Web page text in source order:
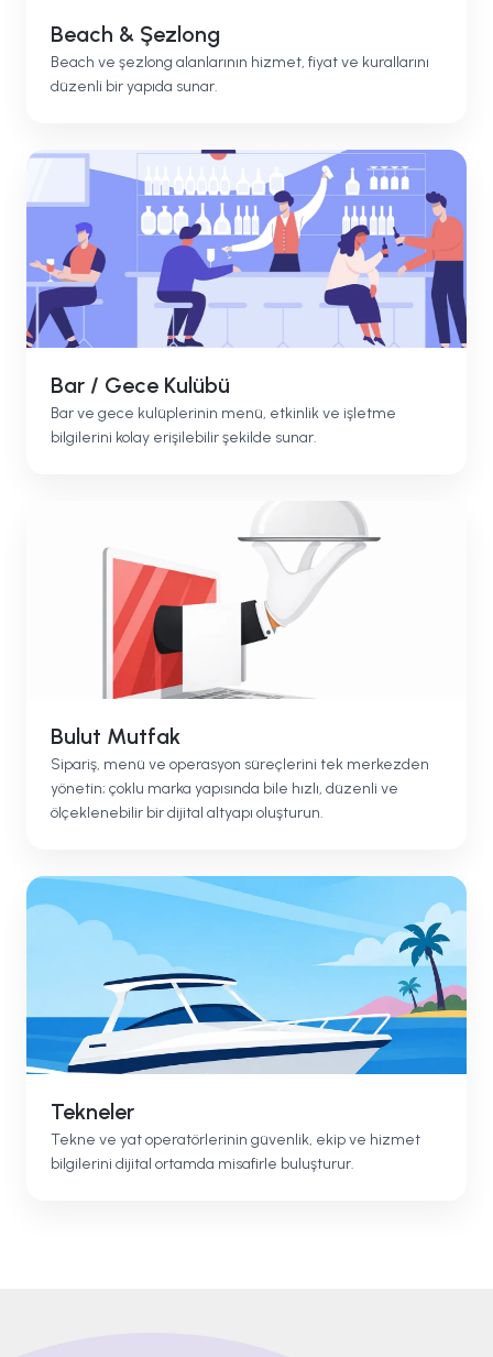
Beach & Şezlong
Beach ve şezlong alanlarının hizmet, fiyat ve kurallarını
düzenli bir yapıda sunar.
Bar / Gece Kulübü
Bar ve gece kulüplerinin menü, etkinlik ve işletme
bilgilerini kolay erişilebilir şekilde sunar.
Bulut Mutfak
Sipariş, menü ve operasyon süreçlerini tek merkezden
yönetin; çoklu marka yapısında bile hızlı, düzenli ve
ölçeklenebilir bir dijital altyapı oluşturun.
Tekneler
Tekne ve yat operatörlerinin güvenlik, ekip ve hizmet
bilgilerini dijital ortamda misafirle buluşturur.